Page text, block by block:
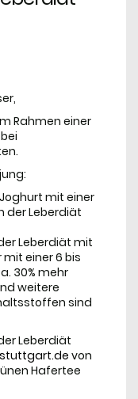
Rahmen einer
mit einer
der Leberdiät
Leberdiät mit
mit einer 6 bis
30% mehr
weitere
sind
Leberdiät
von
Hafertee